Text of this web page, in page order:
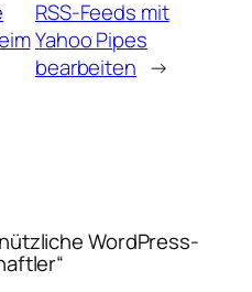
RSS-Feeds mit
Yahoo Pipes
bearbeiten →
WordPress-